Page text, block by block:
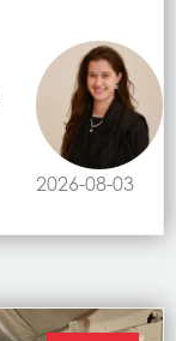
2026-08-03